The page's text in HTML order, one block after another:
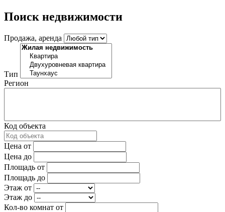
Поиск недвижимости
Продажа, аренда
Тип
Регион
Код объекта
Цена от
Цена до
Площадь от
Площадь до
Этаж от
Этаж до
Кол-во комнат от